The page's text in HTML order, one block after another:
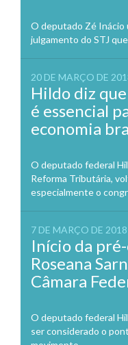
O deputado Zé Inácio
julgamento do STJ
20 DE MARÇO DE
Hildo diz
é essencial
economia
O deputado federal
Reforma Tributária,
especialmente o
7 DE MARÇO DE 2018
Início da
Roseana
Câmara
O deputado federal
ser considerado o